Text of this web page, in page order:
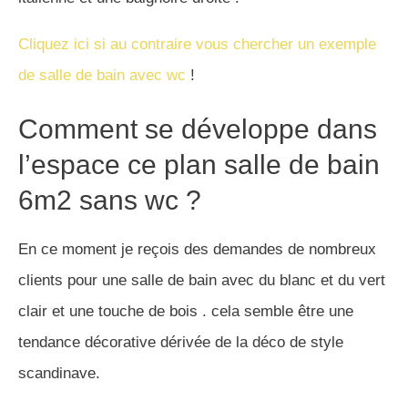
Cliquez ici si au contraire vous chercher un exemple
de salle de bain avec wc !
Comment se développe dans
l’espace ce plan salle de bain
6m2 sans wc ?
En ce moment je reçois des demandes de nombreux
clients pour une salle de bain avec du blanc et du vert
clair et une touche de bois . cela semble être une
tendance décorative dérivée de la déco de style
scandinave.